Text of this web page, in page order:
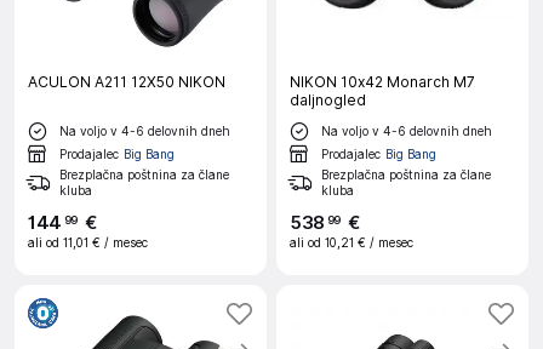
ACULON A211 12X50 NIKON
Na voljo v 4-6 delovnih dneh
Prodajalec Big Bang
Brezplačna poštnina za člane
kluba
144 99 €
ali od 11,01 € / mesec
NIKON 10x42 Monarch M7
daljnogled
Na voljo v 4-6 delovnih dneh
Prodajalec Big Bang
Brezplačna poštnina za člane
kluba
538 99 €
ali od 10,21 € / mesec